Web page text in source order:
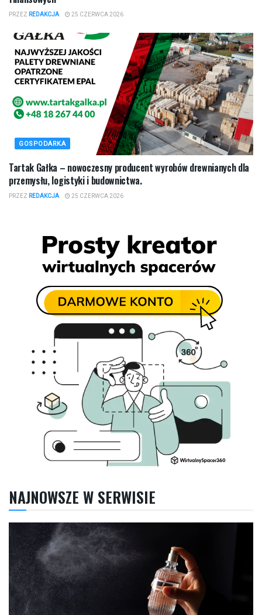
PRZEZ REDAKCJA 25 CZERWCA 2026
GOSPODARKA
Tartak Gałka – nowoczesny producent wyrobów drewnianych dla
przemysłu, logistyki i budownictwa.
PRZEZ REDAKCJA 25 CZERWCA 2026
NAJNOWSZE W SERWISIE